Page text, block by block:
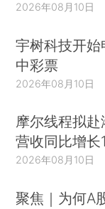
2026年08月10日
宇树科技开
中彩票
2026年08月10日
摩尔线程拟
营收同比增长
2026年08月10日
聚焦｜为何A